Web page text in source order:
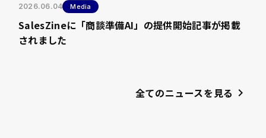
2026.06.04 Media
SalesZineに「商談準備AI」の提供開始記事が掲載
されました
全てのニュースを見る